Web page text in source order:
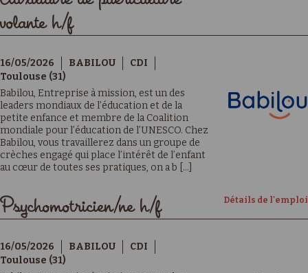
volante h/f
16/05/2026 BABILOU
CDI
Toulouse (31)
Babilou, Entreprise à mission, est un des
leaders mondiaux de l’éducation et de la
petite enfance et membre de la Coalition
mondiale pour l’éducation de l’UNESCO. Chez
Babilou, vous travaillerez dans un groupe de
crèches engagé qui place l’intérêt de l’enfant
au cœur de toutes ses pratiques, on a b [...]
Détails de l'emploi
Psychomotricien/ne h/f
16/05/2026 BABILOU
CDI
Toulouse (31)